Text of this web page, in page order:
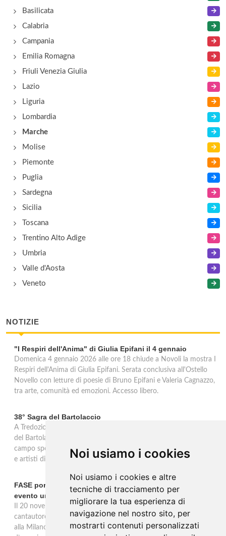
Noi usiamo i cookies
Noi usiamo i cookies e altre
tecniche di tracciamento per
migliorare la tua esperienza di
navigazione nel nostro sito, per
mostrarti contenuti personalizzati
Ostello dei Longobardi
via dei Soderini 26, Ascoli Piceno
San Biagio in Caprile
località Campodonico , Fabriano
Basilicata
Calabria
Campania
Emilia Romagna
Friuli Venezia Giulia
Lazio
Liguria
Lombardia
Marche
Molise
Piemonte
Puglia
Sardegna
Sicilia
Toscana
Trentino Alto Adige
Umbria
Valle d'Aosta
Veneto
NOTIZIE
"I Respiri dell'Anima" di Giulia Epifani il 4 gennaio
Domenica 4 gennaio 2026 alle ore 18 chiude a Novoli la mostra I
Respiri dell'Anima di Giulia Epifani. Serata conclusiva all'Ostello
Novello con letture di poesie di Bruno Epifani e Valeria Cagnazzo,
tra arte, comunità ed emozioni. Accesso libero.
38° Sagra del Bartolaccio
A Tredozio, borgo dell’Appennino Tosco-Romagnolo, la 38ª Sagra
del Bartolaccio anima le domeniche 2 e 9 novembre 2025: al
campo sportivo cotture alla piastra, stand tipici, mercato, musica
e artisti di strada, ingresso libero per tutta la giornata.
FASE porta la sua musica alla Milano Music Week con un
evento unico
Il 20 novembre alle 19 all’Ostello Bello Milano Duomo, il
cantautore torinese FASE sarà protagonista di un evento unico
alla Milano Music Week: un concerto e talk con ospiti